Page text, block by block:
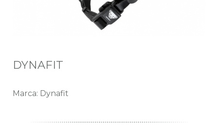
DYNAFIT
Marca: Dynafit